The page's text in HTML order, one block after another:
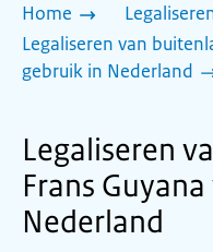
Home
Legaliseren van
gebruik in Nederland
Legaliseren
Frans
Nederland